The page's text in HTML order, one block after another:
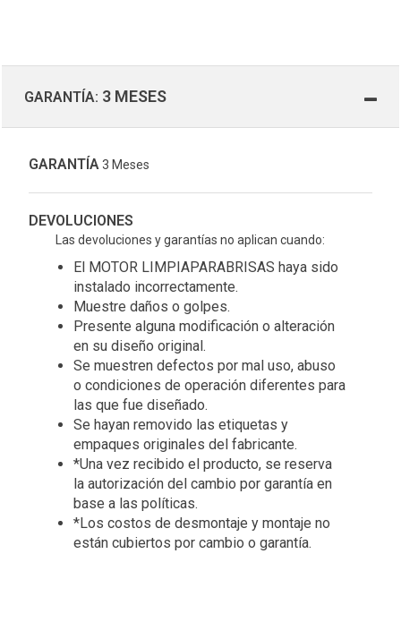
GARANTÍA: 3 MESES
GARANTÍA 3 Meses
DEVOLUCIONES
Las devoluciones y garantías no aplican cuando:
El MOTOR LIMPIAPARABRISAS haya sido
instalado incorrectamente.
Muestre daños o golpes.
Presente alguna modificación o alteración
en su diseño original.
Se muestren defectos por mal uso, abuso
o condiciones de operación diferentes para
las que fue diseñado.
Se hayan removido las etiquetas y
empaques originales del fabricante.
*Una vez recibido el producto, se reserva
la autorización del cambio por garantía en
base a las políticas.
*Los costos de desmontaje y montaje no
están cubiertos por cambio o garantía.